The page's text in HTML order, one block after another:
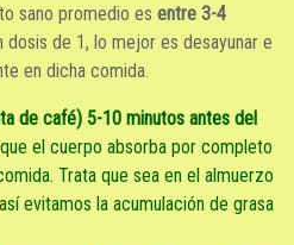
sano promedio es entre 3-4
dosis de 1, lo mejor es desayunar e
en dicha comida.
de café) 5-10 minutos antes del
el cuerpo absorba por completo
Trata que sea en el almuerzo
evitamos la acumulación de grasa